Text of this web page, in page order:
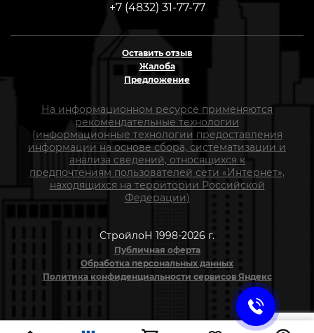
+7 (4832) 31-77-77
Оставить отзыв
Жалоба
Предложение
На информационном ресурсе применяются
рекомендательные технологии
(информационные технологии предоставления
информации на основе сбора, систематизации и
анализа сведений, относящихся к
предпочтениям пользователей сети «Интернет»,
находящихся на территории Российской
Федерации)
СтройлоН 1998-2026 г.
Публичная оферта
Обработка персональных данных
Политика конфиденциальности сервисов Яндекс